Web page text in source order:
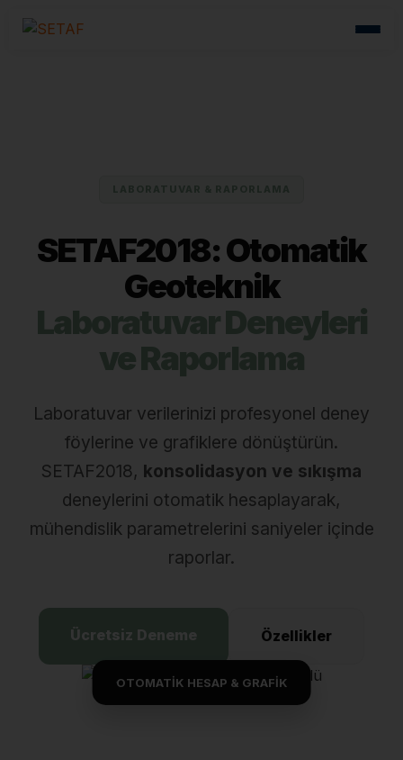
SETAF2018: Otomatik
Geoteknik
Laboratuvar Deneyleri
ve Raporlama
Laboratuvar verilerinizi profesyonel deney
föylerine ve grafiklere dönüştürün.
SETAF2018, konsolidasyon ve sıkışma
deneylerini otomatik hesaplayarak,
mühendislik parametrelerini saniyeler içinde
raporlar.
Ücretsiz Deneme Özellikler
OTOMATİK HESAP & GRAFİK